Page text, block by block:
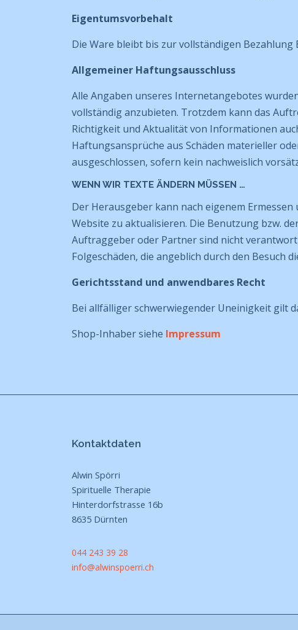
Eigentumsvorbehalt
Die Ware bleibt bis zur vollständigen Bezahlung
Allgemeiner Haftungsausschluss
Alle Angaben unseres Internetangebotes
vollständig anzubieten. Trotzdem kann das
Richtigkeit und Aktualität von Informationen
Haftungsansprüche aus Schäden materieller
ausgeschlossen, sofern kein nachweislich
WENN WIR TEXTE ÄNDERN MÜSSEN …
Der Herausgeber kann nach eigenem
Website zu aktualisieren. Die Benutzung bzw.
Auftraggeber oder Partner sind nicht
Folgeschäden, die angeblich durch den
Gerichtsstand und anwendbares Recht
Bei allfälliger schwerwiegender Uneinigkeit gilt
Shop-Inhaber siehe Impressum
Kontaktdaten
Alwin Spörri
Spirituelle Therapie
Hinterdorfstrasse 16b
8635 Dürnten
044 243 39 28
info@alwinspoerri.ch